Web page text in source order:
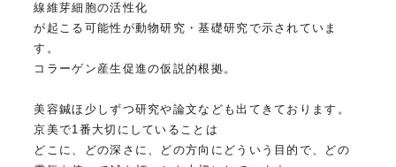
線維芽細胞の活性化
が起こる可能性が動物研究・基礎研究で示されていま
す。
コラーゲン産生促進の仮説的根拠。
美容鍼ほ少しずつ研究や論文なども出てきております。
京美で1番大切にしていることは
どこに、どの深さに、どの方向にどういう目的で、どの